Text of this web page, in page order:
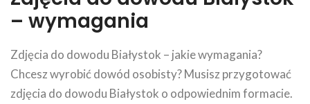
– wymagania
Zdjęcia do dowodu Białystok – jakie wymagania?
Chcesz wyrobić dowód osobisty? Musisz przygotować
zdjęcia do dowodu Białystok o odpowiednim formacie.